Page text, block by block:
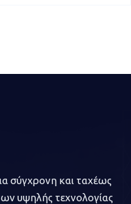
σύγχρονη και ταχέως
υψηλής τεχνολογίας